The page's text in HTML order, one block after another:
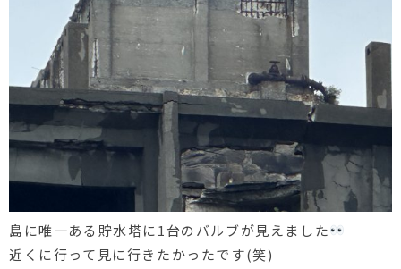
島に唯一ある貯水塔に1台のバルブが見えました
近くに行って見に行きたかったです(笑)